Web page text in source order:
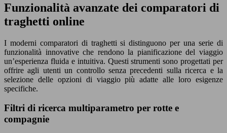
Funzionalità avanzate dei comparatori di
traghetti online
I moderni comparatori di traghetti si distinguono per una serie di
funzionalità innovative che rendono la pianificazione del viaggio
un’esperienza fluida e intuitiva. Questi strumenti sono progettati per
offrire agli utenti un controllo senza precedenti sulla ricerca e la
selezione delle opzioni di viaggio più adatte alle loro esigenze
specifiche.
Filtri di ricerca multiparametro per rotte e
compagnie